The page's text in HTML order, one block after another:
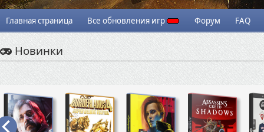
Главная страница Все обновления игр Форум FAQ
Новинки